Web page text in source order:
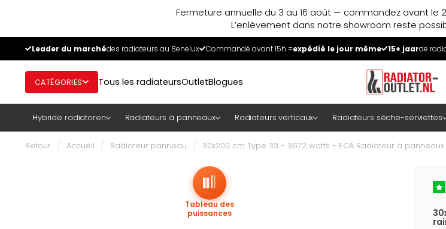
Fermeture annuelle du 3 au 16 août — commandez avant le
L’enlèvement dans notre showroom reste
Leader du marchédes radiateurs au Benelux Commandé avant 15h =expédié le jour même 15+ jaarde
CATÉGORIES Tous les radiateursOutletBlogues
Hybride radiatoren Radiateurs à panneaux Radiateurs verticaux Radiateurs sèche-serviettes
Retour / Accueil / Radiateur panneau / 30x200 cm Type 33 - 3672 watts - ECA Radiateur à
Tableau des
puissances